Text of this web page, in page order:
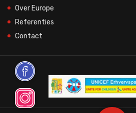
Over Europe
Referenties
Contact